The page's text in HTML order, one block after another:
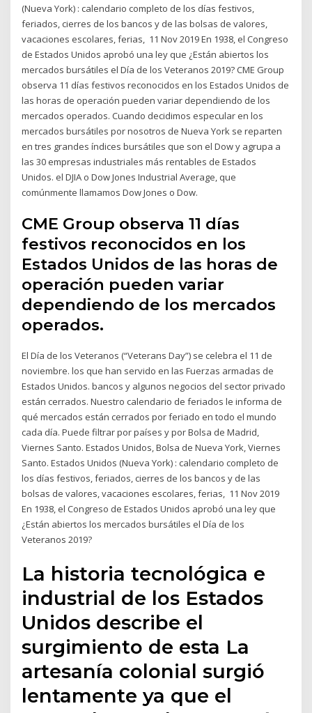
(Nueva York) : calendario completo de los días festivos,
feriados, cierres de los bancos y de las bolsas de valores,
vacaciones escolares, ferias, 11 Nov 2019 En 1938, el Congreso
de Estados Unidos aprobó una ley que ¿Están abiertos los
mercados bursátiles el Día de los Veteranos 2019? CME Group
observa 11 días festivos reconocidos en los Estados Unidos de
las horas de operación pueden variar dependiendo de los
mercados operados. Cuando decidimos especular en los
mercados bursátiles por nosotros de Nueva York se reparten
en tres grandes índices bursátiles que son el Dow y agrupa a
las 30 empresas industriales más rentables de Estados
Unidos. el DJIA o Dow Jones Industrial Average, que
comúnmente llamamos Dow Jones o Dow.
CME Group observa 11 días
festivos reconocidos en los
Estados Unidos de las horas de
operación pueden variar
dependiendo de los mercados
operados.
El Día de los Veteranos (“Veterans Day”) se celebra el 11 de
noviembre. los que han servido en las Fuerzas armadas de
Estados Unidos. bancos y algunos negocios del sector privado
están cerrados. Nuestro calendario de feriados le informa de
qué mercados están cerrados por feriado en todo el mundo
cada día. Puede filtrar por países y por Bolsa de Madrid,
Viernes Santo. Estados Unidos, Bolsa de Nueva York, Viernes
Santo. Estados Unidos (Nueva York) : calendario completo de
los días festivos, feriados, cierres de los bancos y de las
bolsas de valores, vacaciones escolares, ferias, 11 Nov 2019
En 1938, el Congreso de Estados Unidos aprobó una ley que
¿Están abiertos los mercados bursátiles el Día de los
Veteranos 2019?
La historia tecnológica e
industrial de los Estados
Unidos describe el
surgimiento de esta La
artesanía colonial surgió
lentamente ya que el